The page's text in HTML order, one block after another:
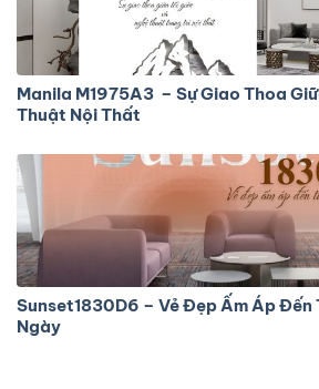
Manila M1975A3 – Sự Giao Thoa
Thuật Nội Thất
Sunset1830D6 – Vẻ Đẹp Ấm Áp Đến
Ngày